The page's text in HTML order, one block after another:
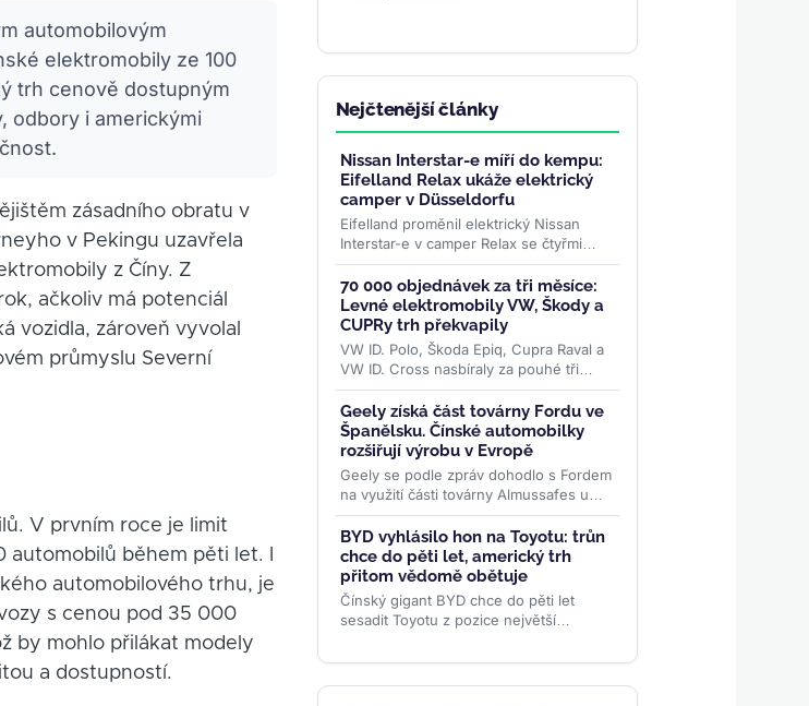
automobilovým
elektromobily ze 100
trh cenově dostupným
odbory i americkými
zásadního obratu v
v Pekingu uzavřela
z Číny. Z
ačkoliv má potenciál
vozidla, zároveň vyvolal
průmyslu Severní
V prvním roce je limit
během pěti let. I
automobilového trhu, je
s cenou pod 35 000
by mohlo přilákat modely
a dostupností.
Nejčtenější články
Nissan Interstar-e míří do kempu:
Eifelland Relax ukáže elektrický
camper v Düsseldorfu
Eifelland proměnil elektrický Nissan
Interstar-e v camper Relax se čtyřmi
místy k jízdě, pevným lůžkem pro dva a
topením napájeným z...>>
70 000 objednávek za tři měsíce:
Levné elektromobily VW, Škody a
CUPRy trh překvapily
VW ID. Polo, Škoda Epiq, Cupra Raval a
VW ID. Cross nasbíraly za pouhé tři
měsíce přes 70 000 objednávek. Levná
rodina elektromobilů...>>
Geely získá část továrny Fordu ve
Španělsku. Čínské automobilky
rozšiřují výrobu v Evropě
Geely se podle zpráv dohodlo s Fordem
na využití části továrny Almussafes u
Valencie. Výroba v Evropě může obejít
cla, zachránit kapacity...>>
BYD vyhlásilo hon na Toyotu: trůn
chce do pěti let, americký trh
přitom vědomě obětuje
Čínský gigant BYD chce do pěti let
sesadit Toyotu z pozice největší
viceprezidentky Stelly Li k tomu...>>